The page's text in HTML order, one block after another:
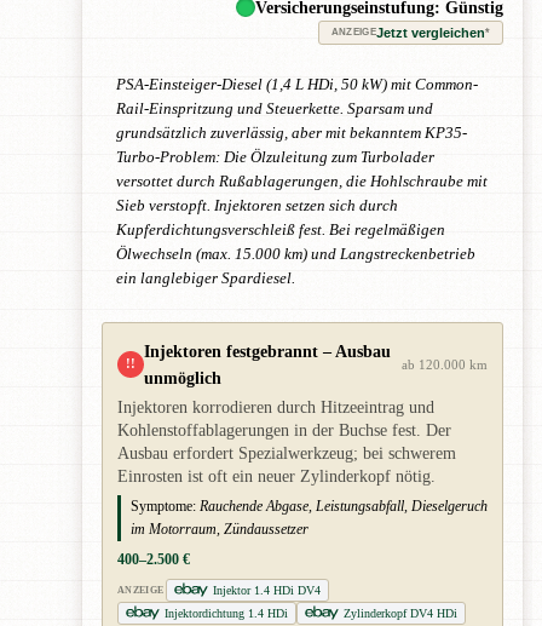
Versicherungseinstufung: Günstig
ANZEIGEJetzt vergleichen*
PSA-Einsteiger-Diesel (1,4 L HDi, 50 kW) mit Common-
Rail-Einspritzung und Steuerkette. Sparsam und
grundsätzlich zuverlässig, aber mit bekanntem KP35-
Turbo-Problem: Die Ölzuleitung zum Turbolader
versottet durch Rußablagerungen, die Hohlschraube mit
Sieb verstopft. Injektoren setzen sich durch
Kupferdichtungsverschleiß fest. Bei regelmäßigen
Ölwechseln (max. 15.000 km) und Langstreckenbetrieb
ein langlebiger Spardiesel.
!!
Injektoren festgebrannt – Ausbau
unmöglich
ab 120.000 km
Injektoren korrodieren durch Hitzeeintrag und
Kohlenstoffablagerungen in der Buchse fest. Der
Ausbau erfordert Spezialwerkzeug; bei schwerem
Einrosten ist oft ein neuer Zylinderkopf nötig.
Symptome: Rauchende Abgase, Leistungsabfall, Dieselgeruch
im Motorraum, Zündaussetzer
400–2.500 €
ANZEIGE
Injektor 1.4 HDi DV4
Injektordichtung 1.4 HDi
Zylinderkopf DV4 HDi